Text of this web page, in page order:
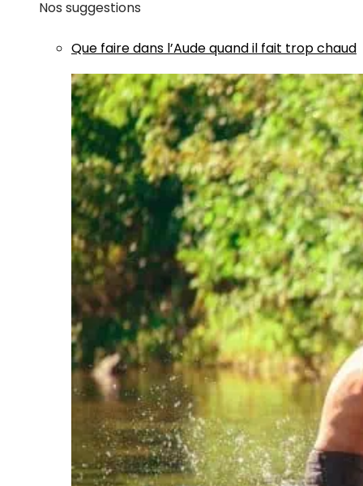
Nos suggestions
Que faire dans l’Aude quand il fait trop chaud